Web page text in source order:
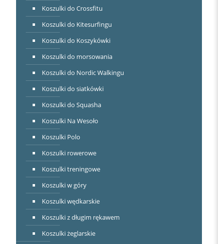
Koszulki do Crossfitu
Koszulki do Kitesurfingu
Koszulki do Koszykówki
Koszulki do morsowania
Koszulki do Nordic Walkingu
Koszulki do siatkówki
Koszulki do Squasha
Koszulki Na Wesoło
Koszulki Polo
Koszulki rowerowe
Koszulki treningowe
Koszulki w góry
Koszulki wędkarskie
Koszulki z długim rękawem
Koszulki żeglarskie